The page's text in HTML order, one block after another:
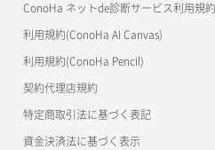
ConoHa ネットde診断サービス利用規約
利用規約(ConoHa AI Canvas)
利用規約(ConoHa Pencil)
契約代理店規約
特定商取引法に基づく表記
資金決済法に基づく表示